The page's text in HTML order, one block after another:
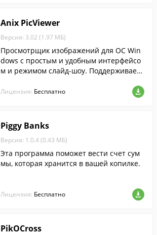
Anix PicViewer
Версия: 3.02 (1.97 МБ)
Просмотрщик изображений для ОС Win
dows с простым и удобным интерфейсо
м и режимом слайд-шоу. Поддерживает
Лицензия: Бесплатно
Piggy Banks
Версия: 1.0.4 (0.43 МБ)
Эта программа поможет вести счет сум
мы, которая хранится в вашей копилке.
Лицензия: Бесплатно
PikOCross